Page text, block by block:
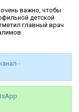
важно, чтобы
детской
главный врач
-